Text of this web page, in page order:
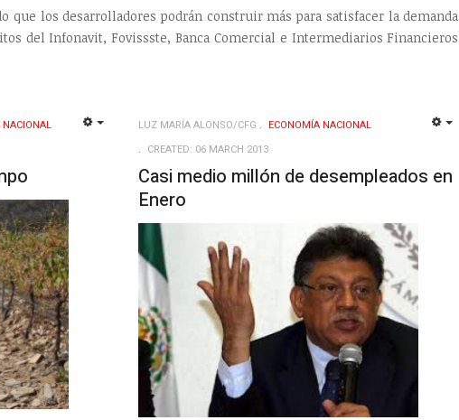
los desarrolladores podrán construir más para satisfacer la demanda
del Infonavit, Fovissste, Banca Comercial e Intermediarios Financieros
LUZ MARÍA ALONSO/CFG
ECONOMÍ­A NACIONAL
CREATED: 06 MARCH 2013
Casi medio millón de desempleados en
Enero